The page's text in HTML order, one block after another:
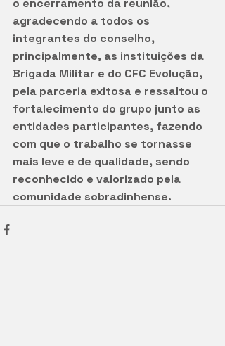
o encerramento da reunião,
agradecendo a todos os
integrantes do conselho,
principalmente, as instituições da
Brigada Militar e do CFC Evolução,
pela parceria exitosa e ressaltou o
fortalecimento do grupo junto as
entidades participantes, fazendo
com que o trabalho se tornasse
mais leve e de qualidade, sendo
reconhecido e valorizado pela
comunidade sobradinhense.